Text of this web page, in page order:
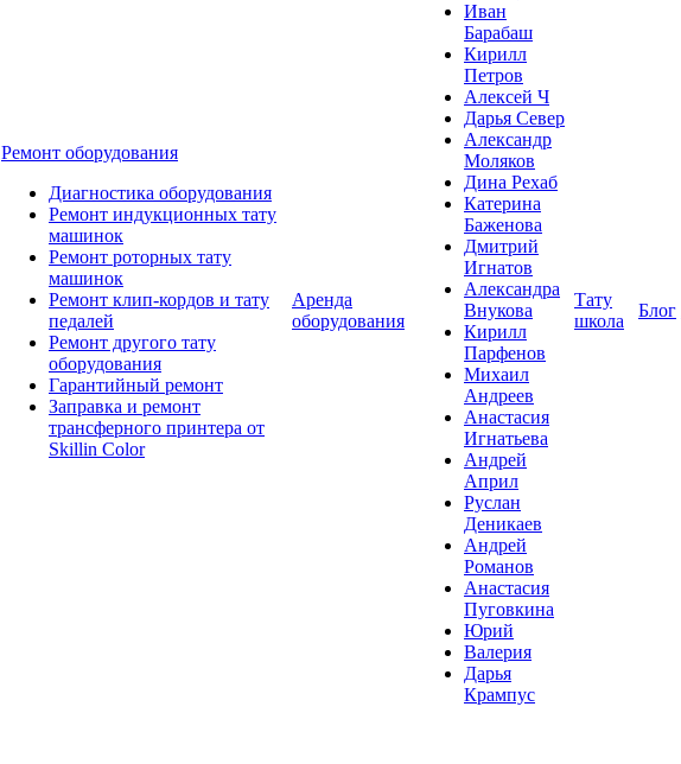
Ремонт оборудования
Диагностика оборудования
Ремонт индукционных тату
машинок
Ремонт роторных тату
машинок
Ремонт клип-кордов и тату
педалей
Ремонт другого тату
оборудования
Гарантийный ремонт
Заправка и ремонт
трансферного принтера от
Skillin Color
Аренда
оборудования
Иван
Барабаш
Кирилл
Петров
Алексей Ч
Дарья Север
Александр
Моляков
Дина Рехаб
Катерина
Баженова
Дмитрий
Игнатов
Александра
Внукова
Кирилл
Парфенов
Михаил
Андреев
Анастасия
Игнатьева
Андрей
Април
Руслан
Деникаев
Андрей
Романов
Анастасия
Пуговкина
Юрий
Валерия
Дарья
Крампус
Тату
школа
Блог